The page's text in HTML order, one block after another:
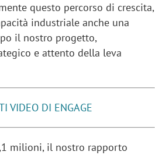
questo percorso di crescita,
industriale anche una
il nostro progetto,
e attento della leva
VIDEO DI ENGAGE
milioni, il nostro rapporto